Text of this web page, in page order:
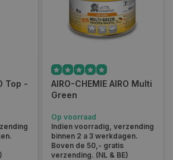
Top -
AIRO-CHEMIE AIRO Multi
Green
Op voorraad
Indien voorradig, verzending
binnen 2 a 3 werkdagen.
Boven de 50,- gratis
verzending. (NL & BE)